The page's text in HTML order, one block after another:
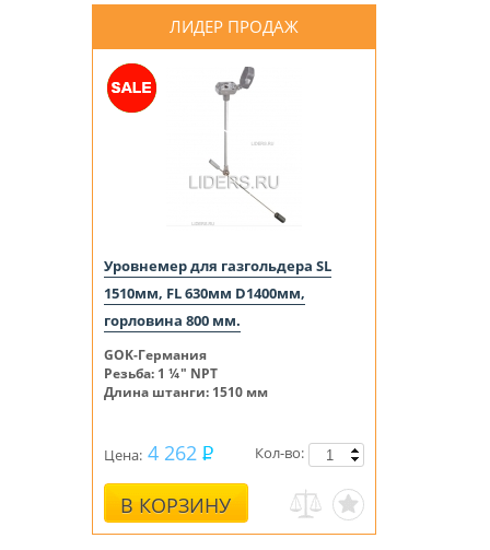
ЛИДЕР ПРОДАЖ
Уровнемер для газгольдера SL
1510мм, FL 630мм D1400мм,
горловина 800 мм.
GOK-Германия
Резьба: 1 ¼" NPT
Длина штанги: 1510 мм
Цена: 4 262
В КОРЗИНУ
Кол-во: